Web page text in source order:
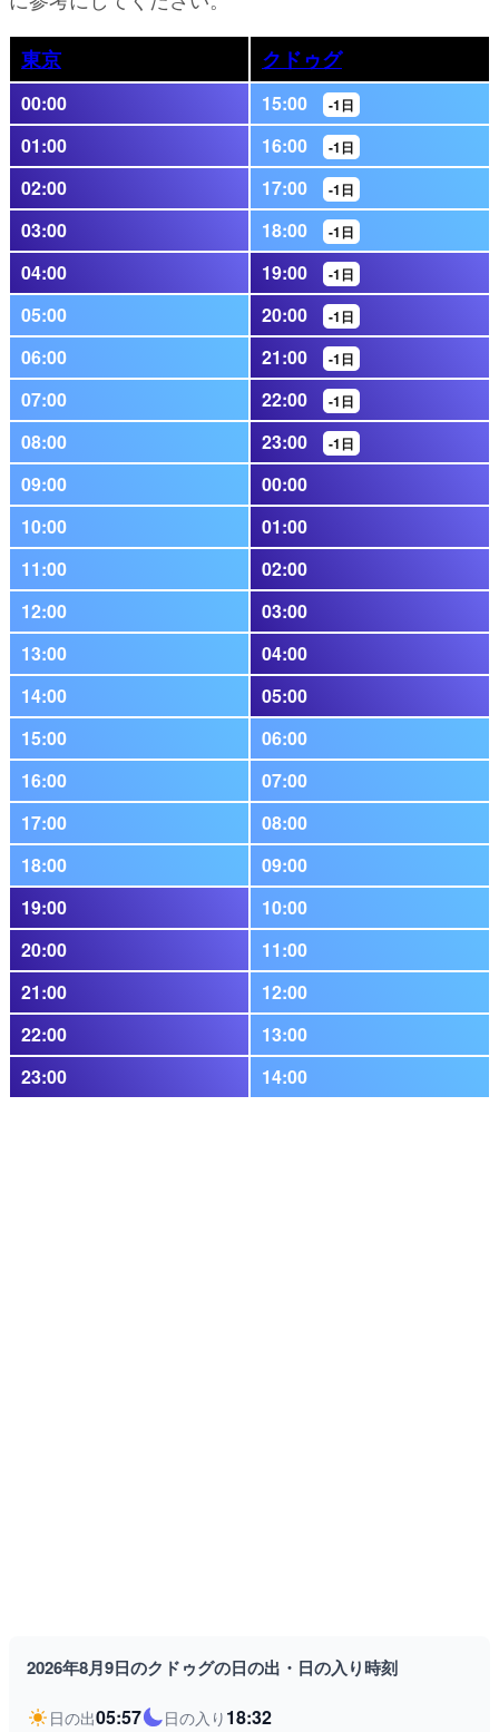
東京 クドゥグ
00:00 15:00 -1日
01:00 16:00 -1日
02:00 17:00 -1日
03:00 18:00 -1日
04:00 19:00 -1日
05:00 20:00 -1日
06:00 21:00 -1日
07:00 22:00 -1日
08:00 23:00 -1日
09:00
00:00
10:00
01:00
11:00
02:00
12:00
03:00
13:00
04:00
14:00
05:00
15:00
06:00
16:00
07:00
17:00
08:00
18:00
09:00
19:00
10:00
20:00
11:00
21:00
12:00
22:00
13:00
23:00
14:00
2026年8月9日のクドゥグの日の出・日の入り時刻
日の出05:57 日の入り 18:32